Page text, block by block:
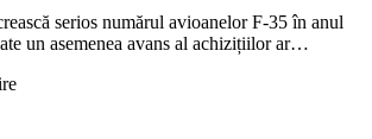
serios numărul avioanelor F-35 în anul
un asemenea avans al achizițiilor ar…